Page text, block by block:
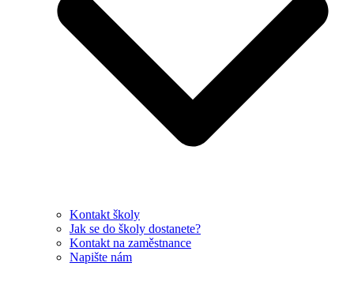
Kontakt školy
Jak se do školy dostanete?
Kontakt na zaměstnance
Napište nám